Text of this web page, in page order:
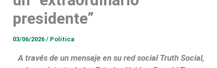
presidente”
03/06/2026/ Política
A través de un mensaje en su red social Truth Social,